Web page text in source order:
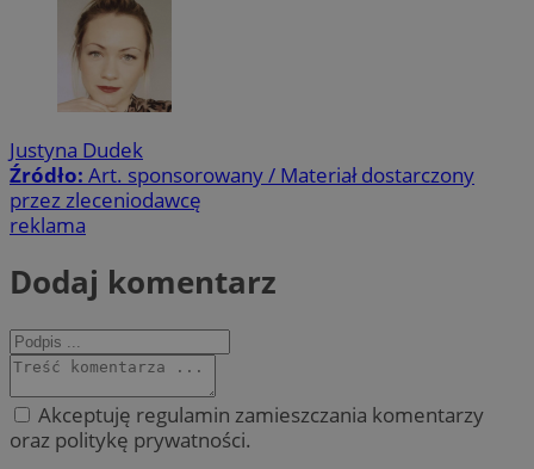
Justyna Dudek
Źródło: Art. sponsorowany / Materiał dostarczony
przez zleceniodawcę
reklama
Dodaj komentarz
Akceptuję regulamin zamieszczania komentarzy
oraz politykę prywatności.